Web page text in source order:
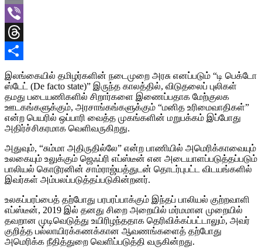
Email
Viber
Threads
Share
இலங்கையில் தமிழர்களின் நடைமுறை அரசு எனப்படும் “டி பெக்டோ
ஸ்டேட் (De facto state)” இருந்த காலத்தில், விடுதலைப் புலிகள்
தமது படையணிகளில் சிறார்களை இணைப்பதாக மேற்குலக
ஊடகங்களுக்கும், அரசாங்கங்களுக்கும் “மனித உரிமைவாதிகள்”
என்ற பெயரில் ஒப்பாரி வைத்த முகங்களின் மறுபக்கம் இப்போது
அதிர்ச்சிகரமாக வெளிவருகிறது.
அதுவும், “சும்மா அதிருதில்லே” என்ற பாணியில் அமெரிக்காவையும்
உலகையும் உலுக்கும் ஜெஃப்ரி எப்ஸ்டீன் என அடையாளப்படுத்தப்படும்
பாலியல் கொடூரனின் சாம்ராஜ்யத்துடன் தொடர்புபட்ட விடயங்களில்
இவர்கள் அம்பலப்படுத்தப்படுகின்றனர்.
உலகப்பரப்பைத் தற்போது பரபரப்பாக்கும் இந்தப் பாலியல் குற்றவாளி
எப்ஸ்டீன், 2019 இல் தனது சிறை அறையில் மர்மமான முறையில்
தவறான முடிவெடுத்து உயிரிழந்ததாக தெரிவிக்கப்பட்டாலும், அவர்
குறித்த பல்லாயிரக்கணக்கான ஆவணங்களைத் தற்போது
அமெரிக்க நீதித்துறை வெளிப்படுத்தி வருகின்றது.